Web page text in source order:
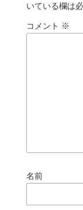
いている欄は
コメント ※
名前